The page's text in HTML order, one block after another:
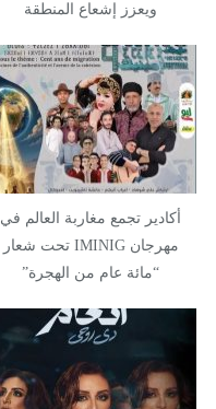
ويعزز إشعاع المنطقة
أكادير تجمع مغاربة العالم في
مهرجان IMINIG تحت شعار
“مائة عام من الهجرة”